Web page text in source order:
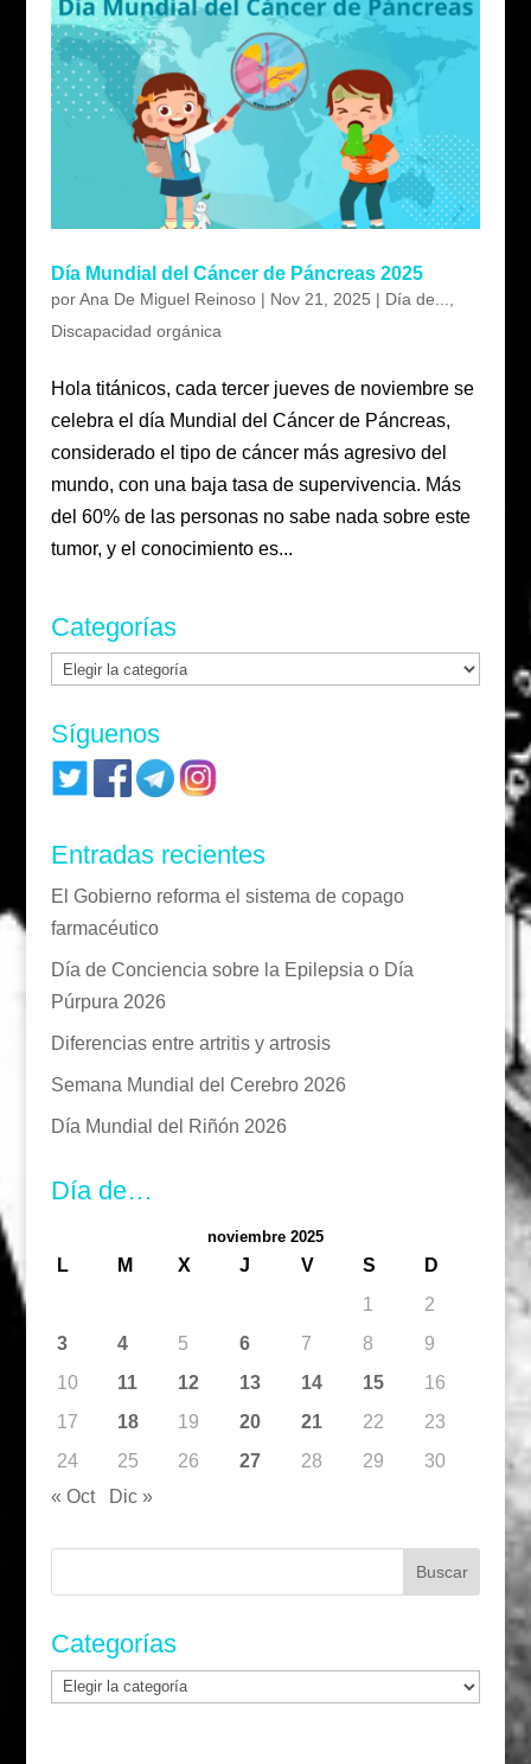
Día Mundial del Cáncer de Páncreas 2025
porAna De Miguel Reinoso| Nov 21, 2025 | Día de...
Discapacidad orgánica
Hola titánicos, cada tercer jueves de noviembre se
celebra el día Mundial del Cáncer de Páncreas,
considerado el tipo de cáncer más agresivo del
mundo, con una baja tasa de supervivencia. Más
del 60% de las personas no sabe nada sobre este
tumor, y el conocimiento es...
Categorías
Categorías
Síguenos
Entradas recientes
El Gobierno reforma el sistema de copago
farmacéutico
Día de Conciencia sobre la Epilepsia o Día
Púrpura 2026
Diferencias entre artritis y artrosis
Semana Mundial del Cerebro 2026
Día Mundial del Riñón 2026
Día de…
noviembre 2025
L M X J V S
D
1
2
3
4 5 6 7 8
9
10
11 12 13 14 15
16
17
18 19 20 21 22
23
24
25 26 27 28 29
30
« Oct
Dic »
Categorías
Categorías